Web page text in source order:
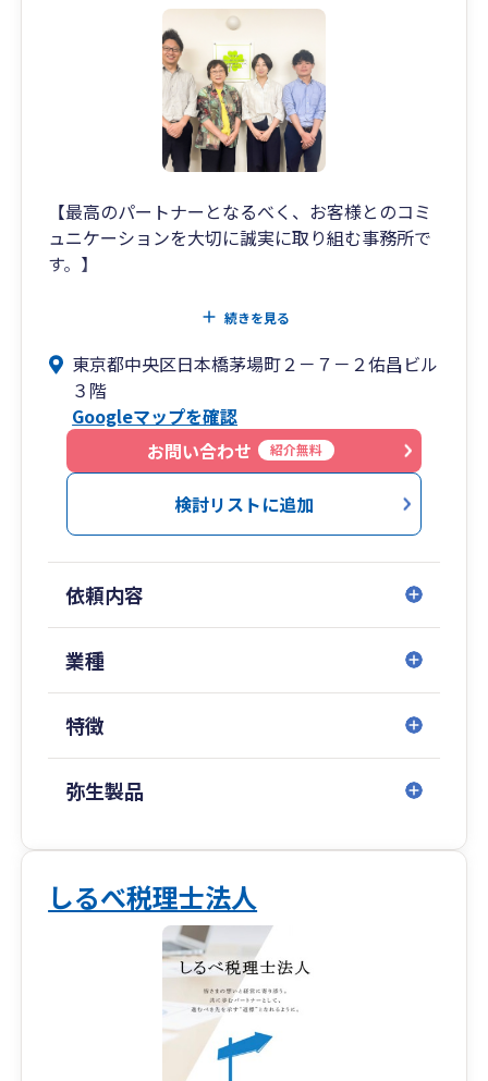
【最高のパートナーとなるべく、お客様とのコミ
ュニケーションを大切に誠実に取り組む事務所で
す。】
「様々なお客様と誠実に向き合い、一件一件丁寧
持つ所長だからこそ、堅実に成長し続けてきた当
事務所。
クライアントの業種・規模は特定せず、税務会計
を中心に起業・独立支援サポートや相続申告、資
産税コンサルティング、医療法人・学校法人支援
また行政書士業務まで多岐に渡る業務に積極的に
取り組んで参りました。
社会保険労務士など他士業とのネットワークも充
実。クライアントのあらゆるニーズにトータル・
サポートで応えられる事務所です！
続きを見る
東京都中央区日本橋茅場町２－７－２佑昌ビル
３階
Googleマップを確認
お問い合わせ
紹介無料
検討リストに追加
依頼内容
業種
特徴
弥生製品
しるべ税理士法人